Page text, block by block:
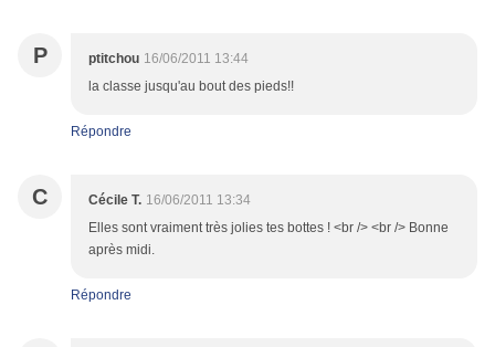
P ptitchou 16/06/2011 13:44
la classe jusqu'au bout des pieds!!
Répondre
C Cécile T. 16/06/2011 13:34
Elles sont vraiment très jolies tes bottes ! <br /> <br /> Bonne
après midi.
Répondre